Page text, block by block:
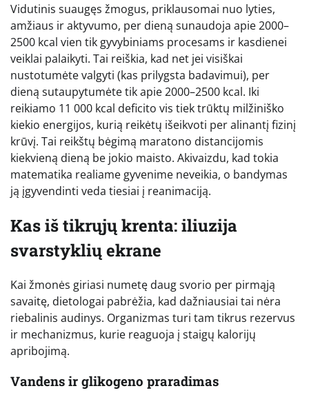
Vidutinis suaugęs žmogus, priklausomai nuo lyties,
amžiaus ir aktyvumo, per dieną sunaudoja apie 2000–
2500 kcal vien tik gyvybiniams procesams ir kasdienei
veiklai palaikyti. Tai reiškia, kad net jei visiškai
nustotumėte valgyti (kas prilygsta badavimui), per
dieną sutaupytumėte tik apie 2000–2500 kcal. Iki
reikiamo 11 000 kcal deficito vis tiek trūktų milžiniško
kiekio energijos, kurią reikėtų išeikvoti per alinantį fizinį
krūvį. Tai reikštų bėgimą maratono distancijomis
kiekvieną dieną be jokio maisto. Akivaizdu, kad tokia
matematika realiame gyvenime neveikia, o bandymas
ją įgyvendinti veda tiesiai į reanimaciją.
Kas iš tikrųjų krenta: iliuzija
svarstyklių ekrane
Kai žmonės giriasi numetę daug svorio per pirmąją
savaitę, dietologai pabrėžia, kad dažniausiai tai nėra
riebalinis audinys. Organizmas turi tam tikrus rezervus
ir mechanizmus, kurie reaguoja į staigų kalorijų
apribojimą.
Vandens ir glikogeno praradimas